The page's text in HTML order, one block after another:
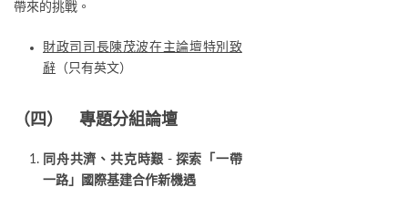
帶來的挑戰。
財政司司長陳茂波在主論壇特別致
辭 （只有英文）
（四） 專題分組論壇
同舟共濟、共克時艱 - 探索「一帶
一路」國際基建合作新機遇